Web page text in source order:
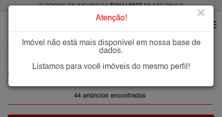
O PORTAL DE IMÓVEIS DAZONA LESTEDE SÃO PAULO
BURGO PAULISTA
Imóveis à Venda no Burgo Paulista, Zona Leste de São Paulo
44 anúncios encontrados
Atenção! ×
Imóvel não está mais disponível em nossa base de
dados.
Listamos para você imóveis do mesmo perfil!